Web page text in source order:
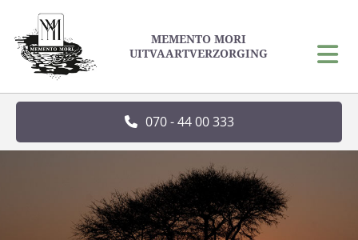
MEMENTO MORI
UITVAARTVERZORGING
070 - 44 00 333